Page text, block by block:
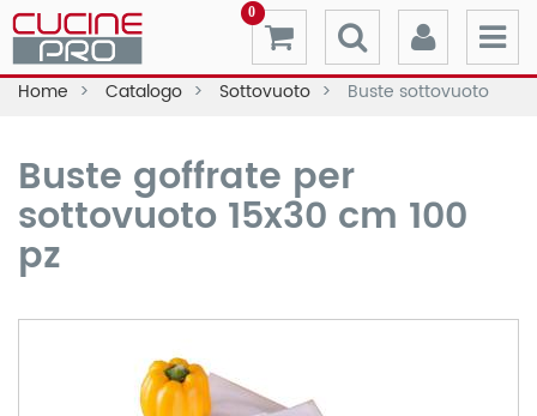
0
Home Catalogo Sottovuoto Buste sottovuoto
Buste goffrate per
sottovuoto 15x30 cm 100
pz